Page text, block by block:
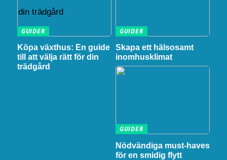
GUIDER
Köpa växthus: En guide
till att välja rätt för din
trädgård
GUIDER
Skapa ett hälsosamt
inomhusklimat
GUIDER
Nödvändiga must-haves
för en smidig flytt